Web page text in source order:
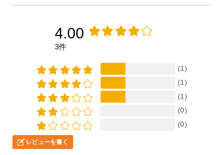
4.00
3件
(1)
(1)
(1)
(0)
(0)
レビューを書く